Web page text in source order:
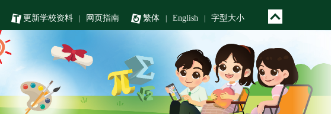
字型大小
English
繁体
网页指南
更新学校资料